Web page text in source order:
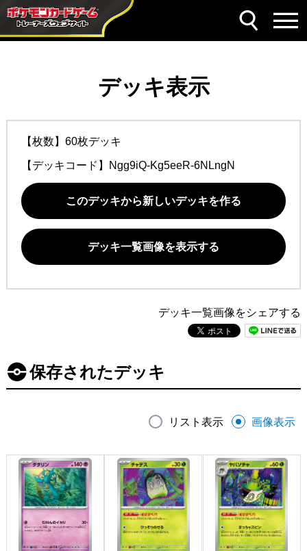
デッキ表示
【枚数】60枚デッキ
【デッキコード】 Ngg9iQ-Kg5eeR-6NLngN
このデッキから新しいデッキを作る
デッキ一覧画像を表示する
デッキ一覧画像をシェアする
保存されたデッキ
リスト表示 画像表示